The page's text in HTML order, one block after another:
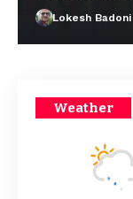
Lokesh Badoni
Weather